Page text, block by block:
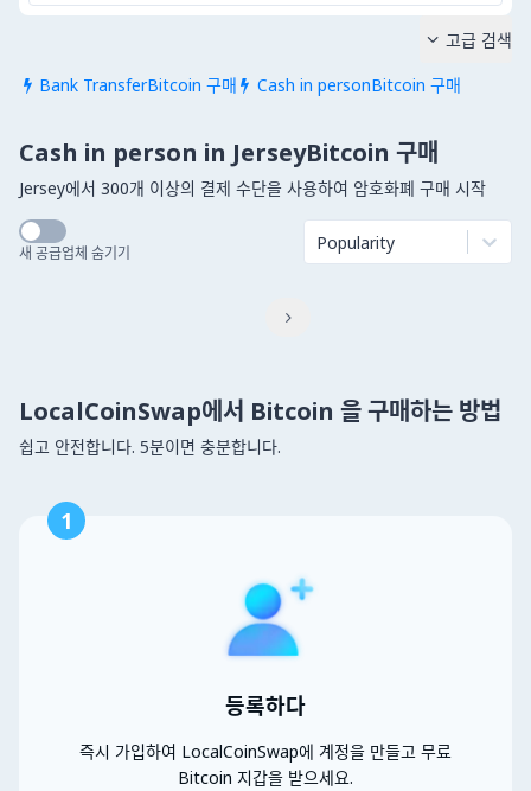
 Bank TransferBitcoin 구매  Cash in personBitcoin 구매
 고급 검색
Cash in person in JerseyBitcoin 구매
Jersey에서 300개 이상의 결제 수단을 사용하여 암호화폐 구매 시작
새 공급업체 숨기기 Popularity

LocalCoinSwap에서 Bitcoin 을 구매하는 방법
쉽고 안전합니다. 5분이면 충분합니다.
1
등록하다
즉시 가입하여 LocalCoinSwap에 계정을 만들고 무료
Bitcoin 지갑을 받으세요.